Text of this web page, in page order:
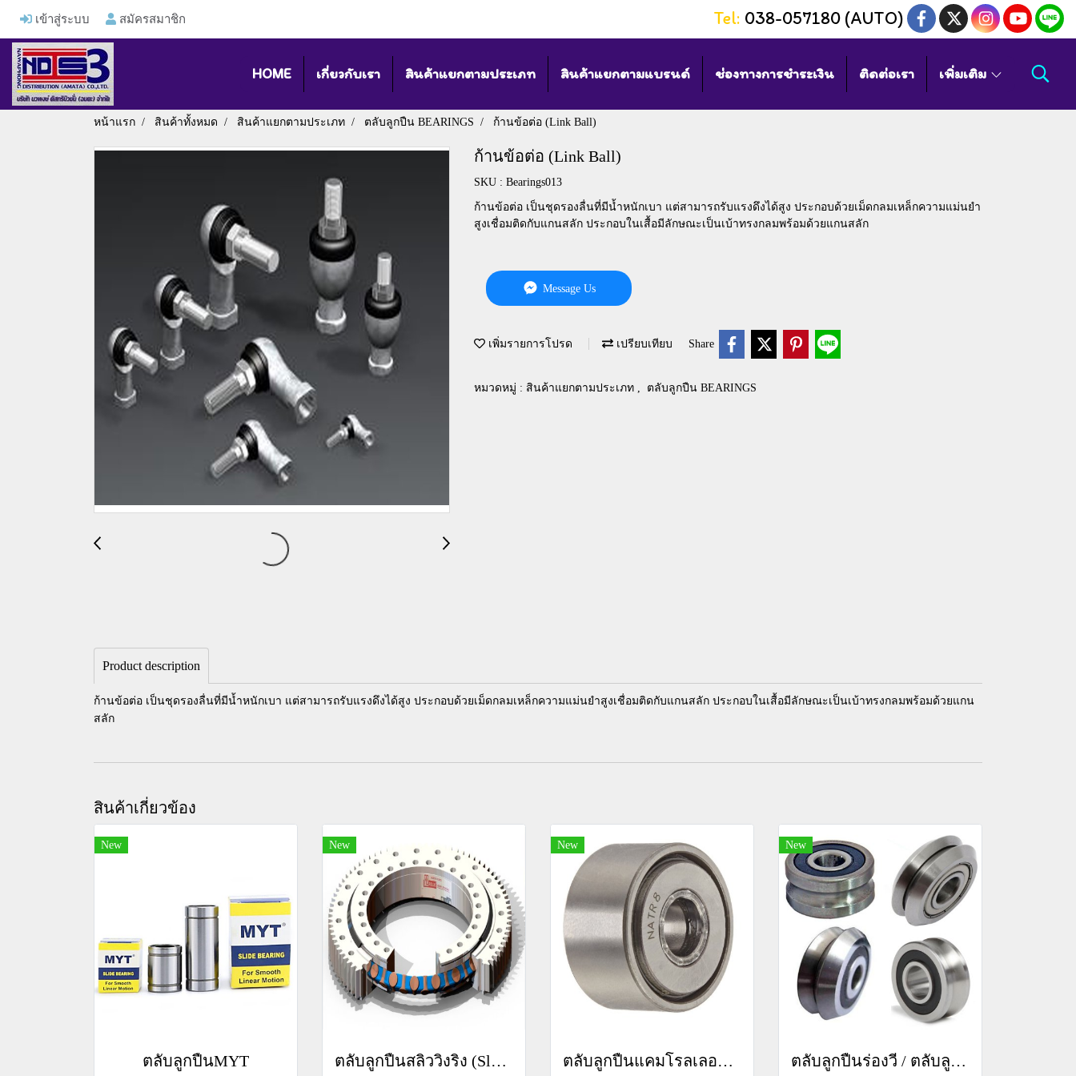
เข้าสู่ระบบ สมัครสมาชิก Tel: 038-057180 (AUTO)
HOME เกี่ยวกับเรา สินค้าแยกตามประเภท สินค้าแยกตามแบรนด์ ช่องทางการชำระเงิน ติดต่อเรา เพิ่มเติม
หน้าแรก สินค้าทั้งหมด สินค้าแยกตามประเภท ตลับลูกปืน BEARINGS ก้านข้อต่อ (Link Ball)
ก้านข้อต่อ (Link Ball)
SKU : Bearings013
ก้านข้อต่อ เป็นชุดรองลื่นที่มีน้ำหนักเบา แต่สามารถรับแรงดึงได้สูง ประกอบด้วยเม็ดกลมเหล็กความแม่นยำ
สูงเชื่อมติดกับแกนสลัก ประกอบในเสื้อมีลักษณะเป็นเบ้าทรงกลมพร้อมด้วยแกนสลัก
Message Us
เพิ่มรายการโปรด เปรียบเทียบ Share
หมวดหมู่ : สินค้าแยกตามประเภท ตลับลูกปืน BEARINGS
Product description
ก้านข้อต่อ เป็นชุดรองลื่นที่มีน้ำหนักเบา แต่สามารถรับแรงดึงได้สูง ประกอบด้วยเม็ดกลมเหล็กความแม่นยำสูงเชื่อมติดกับแกนสลัก ประกอบในเสื้อมีลักษณะเป็นเบ้าทรงกลมพร้อมด้วยแกน
สลัก
สินค้าเกี่ยวข้อง
New
ตลับลูกปืนMYT
New
ตลับลูกปืนสลิววิงริง (Slewing Rings)
New
ตลับลูกปืนแคมโรลเลอร์ (Cam Roller Bearings)
New
ตลับลูกปืนร่องวี / ตลับลูกปืนร่องยู ( V Groove Bearings / U Groove Bearings )